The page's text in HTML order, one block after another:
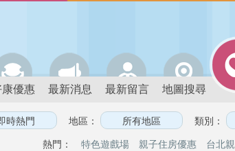
康優惠 最新消息 最新留言 地圖搜尋
地區： 類別：
熱門： 特色遊戲場 親子住房優惠 台北